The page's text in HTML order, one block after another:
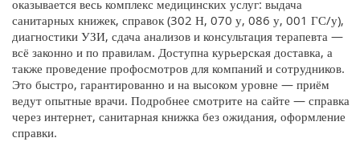
оказывается весь комплекс медицинских услуг: выдача
санитарных книжек, справок (302 Н, 070 у, 086 у, 001 ГС/у),
диагностики УЗИ, сдача анализов и консультация терапевта —
всё законно и по правилам. Доступна курьерская доставка, а
также проведение профосмотров для компаний и сотрудников.
Это быстро, гарантированно и на высоком уровне — приём
ведут опытные врачи. Подробнее смотрите на сайте — справка
через интернет, санитарная книжка без ожидания, оформление
справки.